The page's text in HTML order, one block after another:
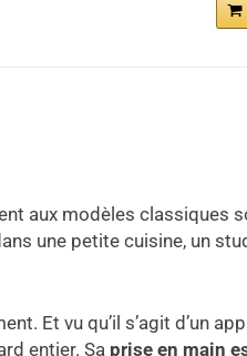
aux modèles classiques
une petite cuisine, un
Et vu qu’il s’agit d’un
entier. Sa prise en main